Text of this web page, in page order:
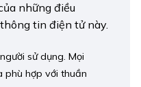
những điều
tin điện tử này.
sử dụng. Mọi
phù hợp với thuần